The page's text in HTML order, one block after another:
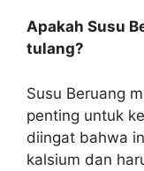
Apakah Susu
tulang?
Susu Beruang
penting untuk
diingat bahwa
kalsium dan